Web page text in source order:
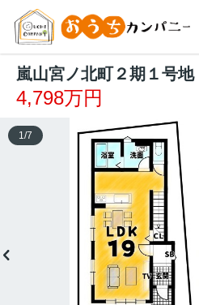
嵐山宮ノ北町２期１号地
4,798万円
1 /7